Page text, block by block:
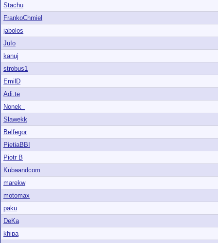
Stachu
FrankoChmiel
jabolos
JuIo
kanuj
strobus1
EmilD
Adi.te
Nonek_
Sławekk
Belfegor
PietiaBBI
Piotr B
Kubaandcom
marekw
motomax
paku
DeKa
khipa